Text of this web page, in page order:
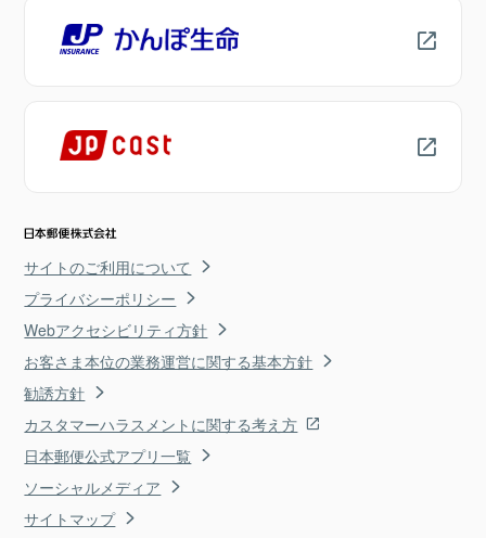
サイトのご利用について
プライバシーポリシー
Webアクセシビリティ方針
お客さま本位の業務運営に関する基本方針
勧誘方針
カスタマーハラスメントに関する考え方
日本郵便公式アプリ一覧
ソーシャルメディア
サイトマップ